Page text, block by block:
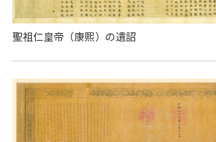
聖祖仁皇帝（康熙）の遺詔